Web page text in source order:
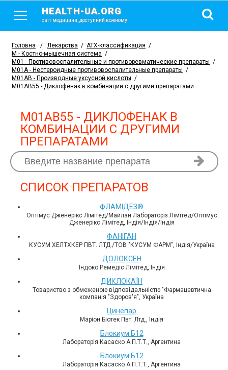
HEALTH-UA.ORG
світ медицини, доступний кожному
Головна / Лекарства / АТХ-классификация /
M - Костно-мышечная система /
M01 - Противовоспалительные и противоревматические препараты /
M01A - Нестероидные противовоспалительные препараты /
M01AB - Производные уксусной кислоты /
M01AB55 - Диклофенак в комбинации с другими препаратами
M01AB55 - ДИКЛОФЕНАК В
КОМБИНАЦИИ С ДРУГИМИ
ПРЕПАРАТАМИ
СПИСОК ПРЕПАРАТОВ
ФЛАМІДЕЗ®
Оптімус Дженерікс Лімітед/Майлан Лабораторіз Лімітед/Оптімус
Дженерікс Лімітед, Індія/Індія/Індія
ФАНІГАН
КУСУМ ХЕЛТХКЕР ПВТ. ЛТД./ТОВ "КУСУМ ФАРМ", Індія/Україна
ДОЛОКСЕН
Індоко Ремедіс Лімітед, Індія
ДИКЛОКАЇН
Товариство з обмеженою відповідальністю "Фармацевтична
компанія "Здоров'я", Україна
Цинепар
Маріон Біотек Пвт. Лтд., Індія
Блокиум Б12
Лабораторія Касаско А.П.Т.Т., Аргентина
Блокиум Б12
Лабораторія Касаско А.П.Т.Т., Аргентина